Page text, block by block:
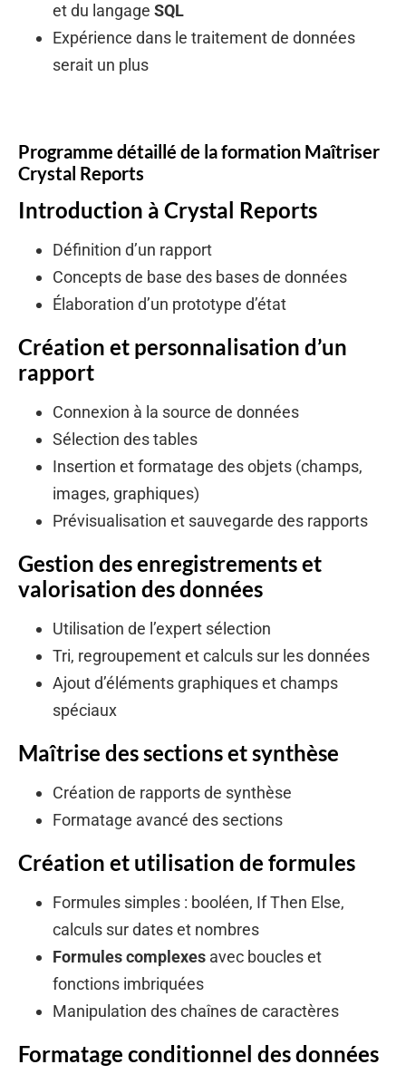
et du langage SQL
Expérience dans le traitement de données
serait un plus
Programme détaillé de la formation Maîtriser
Crystal Reports
Introduction à Crystal Reports
Définition d’un rapport
Concepts de base des bases de données
Élaboration d’un prototype d’état
Création et personnalisation d’un
rapport
Connexion à la source de données
Sélection des tables
Insertion et formatage des objets (champs,
images, graphiques)
Prévisualisation et sauvegarde des rapports
Gestion des enregistrements et
valorisation des données
Utilisation de l’expert sélection
Tri, regroupement et calculs sur les données
Ajout d’éléments graphiques et champs
spéciaux
Maîtrise des sections et synthèse
Création de rapports de synthèse
Formatage avancé des sections
Création et utilisation de formules
Formules simples : booléen, If Then Else,
calculs sur dates et nombres
Formules complexes avec boucles et
fonctions imbriquées
Manipulation des chaînes de caractères
Formatage conditionnel des données